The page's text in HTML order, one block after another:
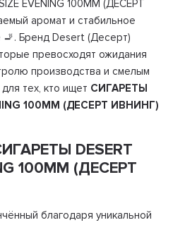
EVENING 100ММ (ДЕСЕРТ
аромат и стабильное
🚬. Бренд Desert (Десерт)
превосходят ожидания
производства и смелым
тех, кто ищет СИГАРЕТЫ
100ММ (ДЕСЕРТ ИВНИНГ)
DESERT
100ММ (ДЕСЕРТ
благодаря уникальной